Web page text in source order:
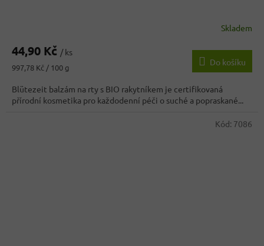
Skladem
44,90 Kč / ks
Měrná
997,78 Kč / 100 g
Do košíku
Blütezeit balzám na rty s BIO rakytníkem je certifikovaná
přírodní kosmetika pro každodenní péči o suché a popraskané...
Kód: 7086